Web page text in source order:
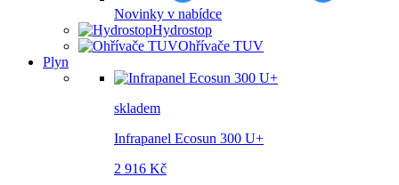
Novinky v nabídce
Hydrostop
Ohřívače TUV
Plyn
skladem
Infrapanel Ecosun 300 U+
2 916 Kč